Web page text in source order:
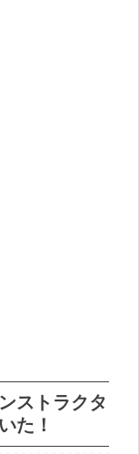
ストラクタ
た！